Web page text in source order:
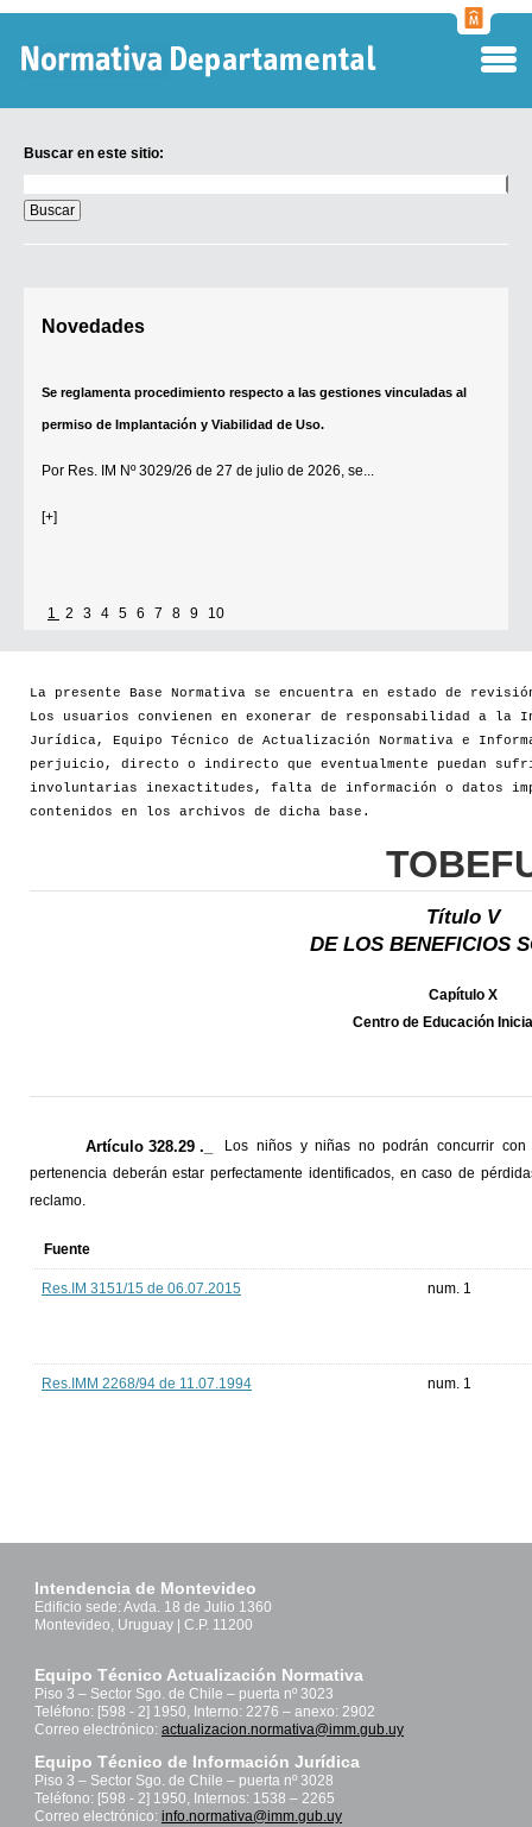
Buscar en este sitio:
en
este
sitio:
Novedades
Se reglamenta procedimiento respecto a las gestiones vinculadas al
permiso de Implantación y Viabilidad de Uso.
Por Res. IM Nº 3029/26 de 27 de julio de 2026, se...
[+]
1 2 3 4 5 6 7 8 9 10
La presente Base Normativa se encuentra en estado de
Los usuarios convienen en exonerar de responsabilidad a la
Jurídica, Equipo Técnico de Actualización Normativa e
perjuicio, directo o indirecto que eventualmente puedan
involuntarias inexactitudes, falta de información o datos
contenidos en los archivos de dicha base.
Título V
DE LOS BENEFICIOS
Capítulo X
Centro de Educación
Artículo 328.29 ._
Los niños y niñas no podrán concurrir
pertenencia deberán estar perfectamente identificados, en caso de
reclamo.
Fuente
Res.IM 3151/15 de 06.07.2015 num. 1
Res.IMM 2268/94 de 11.07.1994 num. 1
Intendencia de Montevideo
Edificio sede: Avda. 18 de Julio 1360
Montevideo, Uruguay | C.P. 11200
Equipo Técnico Actualización Normativa
Piso 3 – Sector Sgo. de Chile – puerta nº 3023
Teléfono: [598 - 2] 1950, Interno: 2276 – anexo: 2902
Correo electrónico: actualizacion.normativa@imm.gub.uy
Equipo Técnico de Información Jurídica
Piso 3 – Sector Sgo. de Chile – puerta nº 3028
Teléfono: [598 - 2] 1950, Internos: 1538 – 2265
Correo electrónico: info.normativa@imm.gub.uy